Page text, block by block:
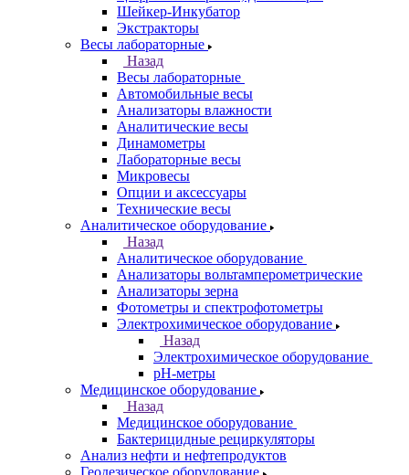
Шейкер-Инкубатор
Экстракторы
Весы лабораторные
Назад
Весы лабораторные
Автомобильные весы
Анализаторы влажности
Аналитические весы
Динамометры
Лабораторные весы
Микровесы
Опции и аксессуары
Технические весы
Аналитическое оборудование
Назад
Аналитическое оборудование
Анализаторы вольтамперометрические
Анализаторы зерна
Фотометры и спектрофотометры
Электрохимическое оборудование
Назад
Электрохимическое оборудование
pH-метры
Медицинское оборудование
Назад
Медицинское оборудование
Бактерицидные рециркуляторы
Анализ нефти и нефтепродуктов
Геодезическое оборудование